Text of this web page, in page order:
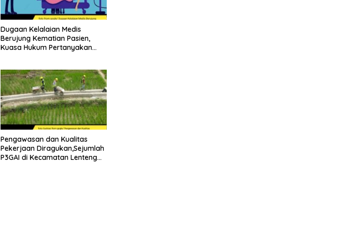
Dugaan Kelalaian Medis
Berujung Kematian Pasien,
Kuasa Hukum Pertanyakan
Pengawasan dan Kualitas
Pekerjaan Diragukan,Sejumlah
P3GAI di Kecamatan Lenteng